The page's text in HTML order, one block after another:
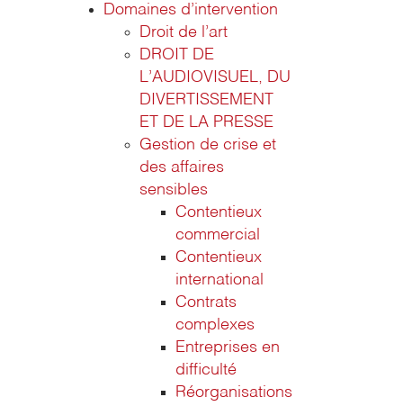
Domaines d’intervention
Droit de l’art
DROIT DE
L’AUDIOVISUEL, DU
DIVERTISSEMENT
ET DE LA PRESSE
Gestion de crise et
des affaires
sensibles
Contentieux
commercial
Contentieux
international
Contrats
complexes
Entreprises en
difficulté
Réorganisations